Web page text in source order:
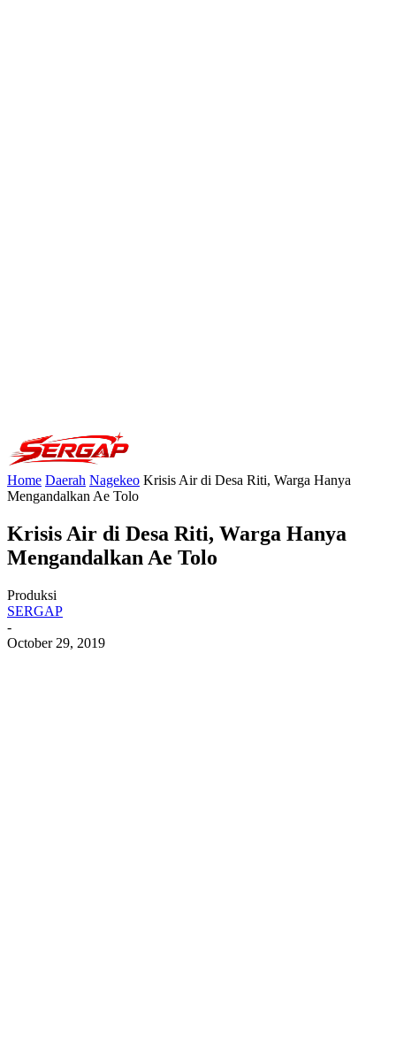
Home Daerah Nagekeo Krisis Air di Desa Riti, Warga Hanya
Mengandalkan Ae Tolo
Krisis Air di Desa Riti, Warga Hanya
Mengandalkan Ae Tolo
Produksi
SERGAP
-
October 29, 2019